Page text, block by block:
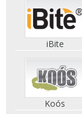
iBite
Koós